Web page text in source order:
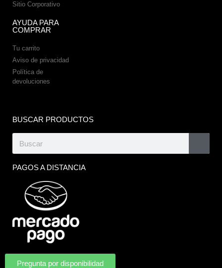
Sitio Corporativo
AYUDA PARA
COMPRAR
Tu carrito
Aviso de privacidad
Política de
devoluciones
BUSCAR PRODUCTOS
PAGOS A DISTANCIA
Pregunta por disponibilidad